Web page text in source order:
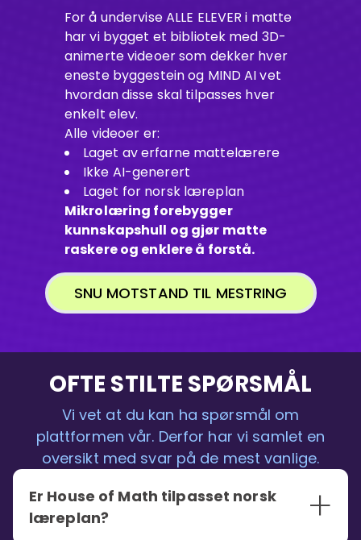
å løse opp parenteser
For å undervise ALLE ELEVER i matte
har vi bygget et bibliotek med 3D-
animerte videoer som dekker hver
eneste byggestein og MIND AI vet
hvordan disse skal tilpasses hver
enkelt elev.
Alle videoer er:
Laget av erfarne mattelærere
Ikke AI-generert
Laget for norsk læreplan
Mikrolæring forebygger
kunnskapshull og gjør matte
raskere og enklere å forstå.
SNU MOTSTAND TIL MESTRING
OFTE STILTE SPØRSMÅL
Vi vet at du kan ha spørsmål om
plattformen vår. Derfor har vi samlet en
oversikt med svar på de mest vanlige.
Er House of Math tilpasset norsk
læreplan?
+